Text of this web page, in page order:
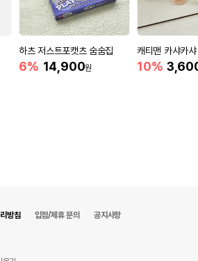
하츠 저스트포캣츠 숨숨집
6% 14,900원
캐티맨 카샤카
10%
방침 입점/제휴 문의 공지사항